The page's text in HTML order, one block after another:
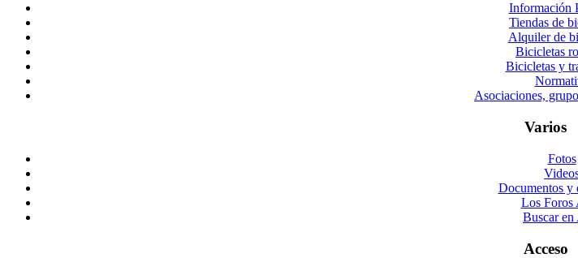
Información
Tiendas de
Alquiler de
Bicicletas
Bicicletas y
Asociaciones,
Varios
Fotos
Documentos y
Los Foros
Buscar en
Acceso